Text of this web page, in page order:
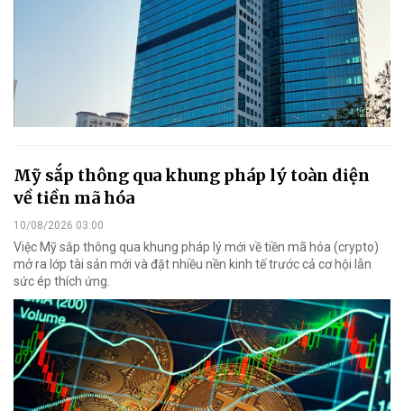
Mỹ sắp thông qua khung pháp lý toàn diện
về tiền mã hóa
10/08/2026 03:00
Việc Mỹ sắp thông qua khung pháp lý mới về tiền mã hóa (crypto)
mở ra lớp tài sản mới và đặt nhiều nền kinh tế trước cả cơ hội lẫn
sức ép thích ứng.